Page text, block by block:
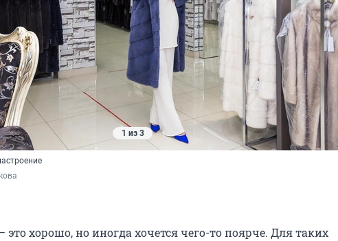
1 из 3
это хорошо, но иногда хочется чего-то поярче. Для таких